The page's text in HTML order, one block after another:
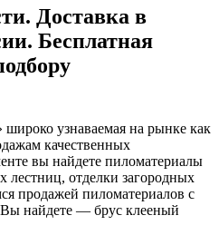
Доставка в
Бесплатная
узнаваемая на рынке как
качественных
вы найдете пиломатериалы
лестниц, отделки загородных
продажей пиломатериалов с
Вы найдете — брус клееный